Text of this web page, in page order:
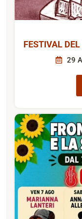
FESTIVAL
29